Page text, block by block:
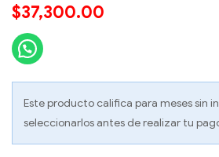
$37,300.00
Este producto califica para meses sin
seleccionarlos antes de realizar tu